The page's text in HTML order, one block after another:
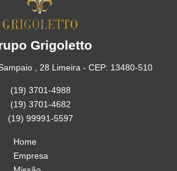
Grigoletto
, 28 Limeira - CEP: 13480-510
(19) 3701-4988
(19) 3701-4682
(19) 99991-5597
Home
Empresa